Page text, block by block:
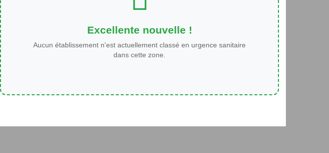
Excellente nouvelle !
Aucun établissement n'est actuellement classé en urgence sanitaire
dans cette zone.